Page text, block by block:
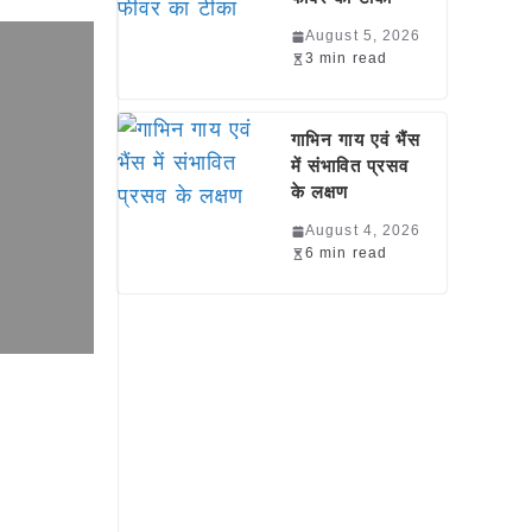
August 5, 2026
3 min read
गाभिन गाय एवं भैंस
में संभावित प्रसव
के लक्षण
August 4, 2026
6 min read